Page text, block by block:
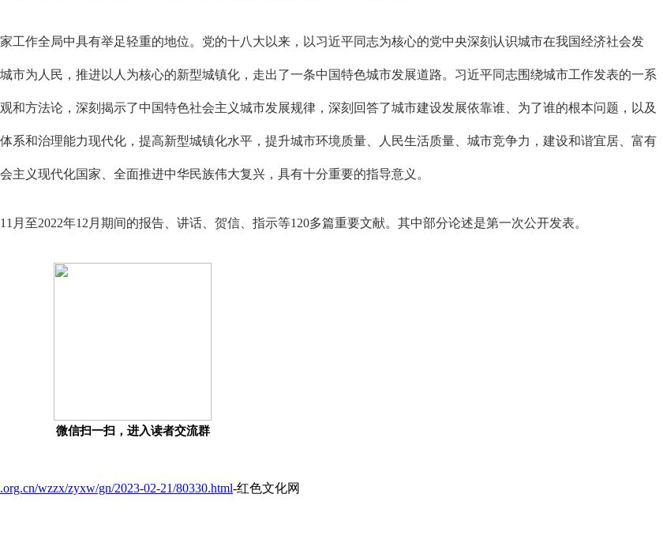
作全局中具有举足轻重的地位。党的十八大以来，以习近平同志为核心的党中央深刻认识城市在我国经济社会发
市为人民，推进以人为核心的新型城镇化，走出了一条中国特色城市发展道路。习近平同志围绕城市工作发表的一系
方法论，深刻揭示了中国特色社会主义城市发展规律，深刻回答了城市建设发展依靠谁、为了谁的根本问题，以及
系和治理能力现代化，提高新型城镇化水平，提升城市环境质量、人民生活质量、城市竞争力，建设和谐宜居、富有
义现代化国家、全面推进中华民族伟大复兴，具有十分重要的指导意义。
至2022年12月期间的报告、讲话、贺信、指示等120多篇重要文献。其中部分论述是第一次公开发表。
微信扫一扫，进入读者交流群
wzzx/zyxw/gn/2023-02-21/80330.html-红色文化网